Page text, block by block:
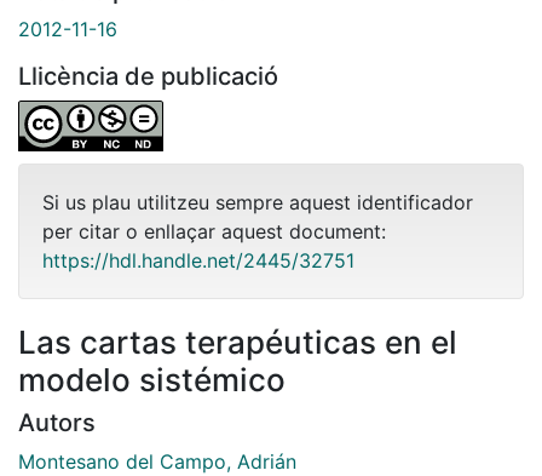
2012-11-16
Llicència de publicació
Si us plau utilitzeu sempre aquest identificador
per citar o enllaçar aquest document:
https://hdl.handle.net/2445/32751
Las cartas terapéuticas en el
modelo sistémico
Autors
Montesano del Campo, Adrián